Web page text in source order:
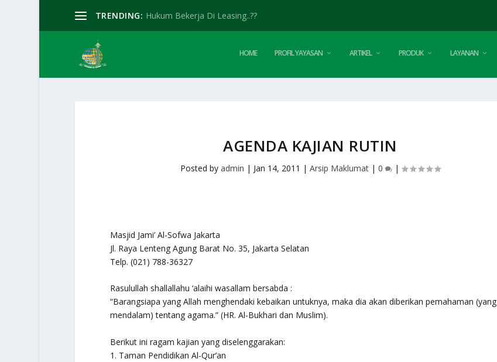
TRENDING: Hukum Bekerja Di Leasing..??
HOME PROFIL YAYASAN ARTIKEL PRODUK LAYANAN
AGENDA KAJIAN RUTIN
Posted by admin | Jan 14, 2011 | Arsip Maklumat| 0 |
Masjid Jami’ Al-Sofwa Jakarta
Jl. Raya Lenteng Agung Barat No. 35, Jakarta Selatan
Telp. (021) 788-36327
Rasulullah shallallahu ‘alaihi wasallam bersabda :
“Barangsiapa yang Allah menghendaki kebaikan untuknya, maka dia akan diberikan pemahaman (yang
mendalam) tentang agama.”(HR. Al-Bukhari dan Muslim).
Berikut ini ragam kajian yang diselenggarakan:
1. Taman Pendidikan Al-Qur’an